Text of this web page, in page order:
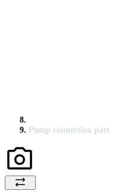
Pump connection part